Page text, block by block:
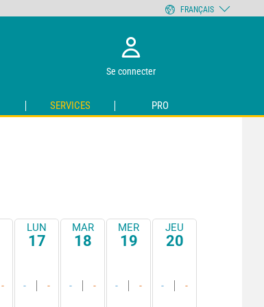
Se connecter
SERVICES PRO
-
LUN
17
- -
MAR
18
- -
MER
19
- -
JEU
20
- -
FRANÇAIS